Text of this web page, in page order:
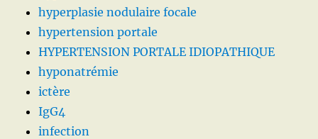
hyperplasie nodulaire focale
hypertension portale
HYPERTENSION PORTALE IDIOPATHIQUE
hyponatrémie
ictère
IgG4
infection